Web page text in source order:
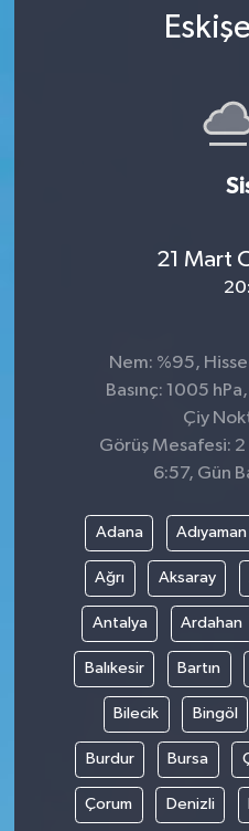
21 Mart
Nem: %95,
Basınç: 1005
Çiy
Görüş Mesafesi:
6:57, Gün
Adana Adıyaman
Ağrı Aksaray
Antalya Ardahan
Balıkesir Bartın
Bilecik Bingöl
Burdur Bursa
Çorum Denizli